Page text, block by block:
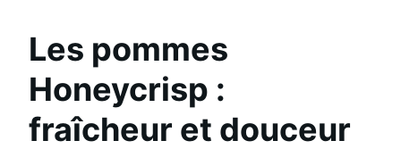
Les pommes
Honeycrisp :
fraîcheur et douceur